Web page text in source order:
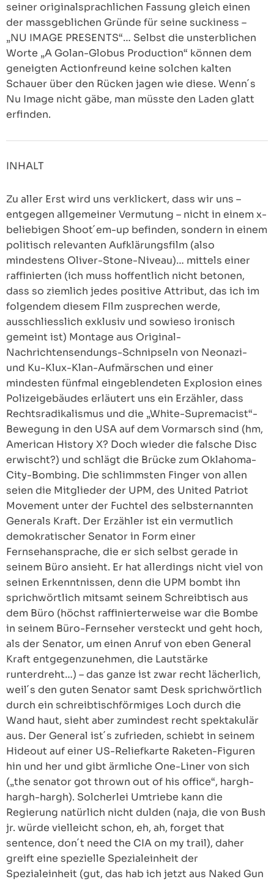
seiner originalsprachlichen Fassung gleich einen
der massgeblichen Gründe für seine suckiness –
„NU IMAGE PRESENTS“… Selbst die unsterblichen
Worte „A Golan-Globus Production“ können dem
geneigten Actionfreund keine solchen kalten
Schauer über den Rücken jagen wie diese. Wenn´s
Nu Image nicht gäbe, man müsste den Laden glatt
erfinden.
INHALT
Zu aller Erst wird uns verklickert, dass wir uns –
entgegen allgemeiner Vermutung – nicht in einem x-
beliebigen Shoot´em-up befinden, sondern in einem
politisch relevanten Aufklärungsfilm (also
mindestens Oliver-Stone-Niveau)… mittels einer
raffinierten (ich muss hoffentlich nicht betonen,
dass so ziemlich jedes positive Attribut, das ich im
folgendem diesem FIlm zusprechen werde,
ausschliesslich exklusiv und sowieso ironisch
gemeint ist) Montage aus Original-
Nachrichtensendungs-Schnipseln von Neonazi-
und Ku-Klux-Klan-Aufmärschen und einer
mindesten fünfmal eingeblendeten Explosion eines
Polizeigebäudes erläutert uns ein Erzähler, dass
Rechtsradikalismus und die „White-Supremacist“-
Bewegung in den USA auf dem Vormarsch sind (hm,
American History X? Doch wieder die falsche Disc
erwischt?) und schlägt die Brücke zum Oklahoma-
City-Bombing. Die schlimmsten Finger von allen
seien die Mitglieder der UPM, des United Patriot
Movement unter der Fuchtel des selbsternannten
Generals Kraft. Der Erzähler ist ein vermutlich
demokratischer Senator in Form einer
Fernsehansprache, die er sich selbst gerade in
seinem Büro ansieht. Er hat allerdings nicht viel von
seinen Erkenntnissen, denn die UPM bombt ihn
sprichwörtlich mitsamt seinem Schreibtisch aus
dem Büro (höchst raffinierterweise war die Bombe
in seinem Büro-Fernseher versteckt und geht hoch,
als der Senator, um einen Anruf von eben General
Kraft entgegenzunehmen, die Lautstärke
runterdreht…) – das ganze ist zwar recht lächerlich,
weil´s den guten Senator samt Desk sprichwörtlich
durch ein schreibtischförmiges Loch durch die
Wand haut, sieht aber zumindest recht spektakulär
aus. Der General ist´s zufrieden, schiebt in seinem
Hideout auf einer US-Reliefkarte Raketen-Figuren
hin und her und gibt ärmliche One-Liner von sich
(„the senator got thrown out of his office“, hargh-
hargh-hargh). Solcherlei Umtriebe kann die
Regierung natürlich nicht dulden (naja, die von Bush
jr. würde vielleicht schon, eh, ah, forget that
sentence, don´t need the CIA on my trail), daher
greift eine spezielle Spezialeinheit der
Spezialeinheit (gut, das hab ich jetzt aus Naked Gun